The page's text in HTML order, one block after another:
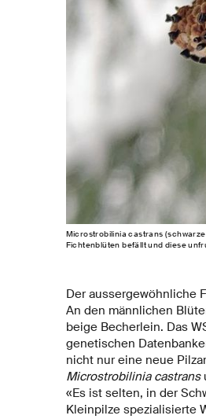
Microstrobilinia castrans
Fichtenblüten befällt und diese
Der aussergewöhnliche
An den männlichen
beige Becherlein. Das
genetischen
nicht nur eine neue
Microstrobilinia castrans
«Es ist selten, in der
Kleinpilze spezialisierte